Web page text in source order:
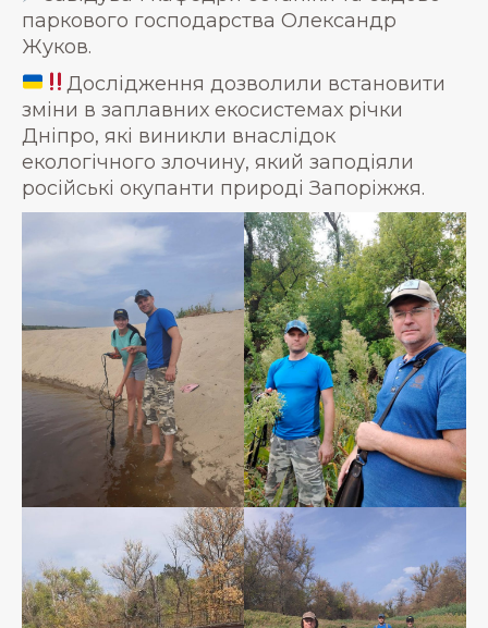
паркового господарства Олександр
Жуков.
Дослідження дозволили встановити
зміни в заплавних екосистемах річки
Дніпро, які виникли внаслідок
екологічного злочину, який заподіяли
російські окупанти природі Запоріжжя.